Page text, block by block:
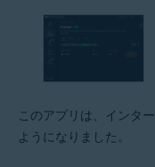
このアプリは、インタ
ようになりました。